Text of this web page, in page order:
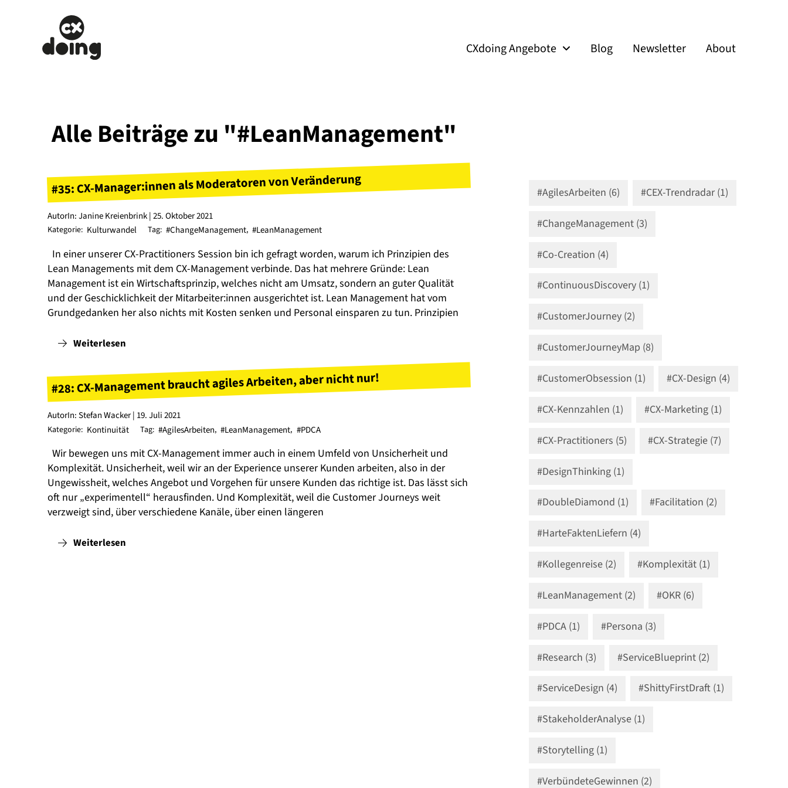
CXdoing Angebote Blog Newsletter About
Alle Beiträge zu "#LeanManagement"
#35: CX-Manager:innen als Moderatoren von Veränderung
AutorIn: Janine Kreienbrink | 25. Oktober 2021
Kategorie: Kulturwandel Tag: #ChangeManagement, #LeanManagement
In einer unserer CX-Practitioners Session bin ich gefragt worden, warum ich Prinzipien des
Lean Managements mit dem CX-Management verbinde. Das hat mehrere Gründe: Lean
Management ist ein Wirtschaftsprinzip, welches nicht am Umsatz, sondern an guter Qualität
und der Geschicklichkeit der Mitarbeiter:innen ausgerichtet ist. Lean Management hat vom
Grundgedanken her also nichts mit Kosten senken und Personal einsparen zu tun. Prinzipien
Weiterlesen
#28: CX-Management braucht agiles Arbeiten, aber nicht nur!
AutorIn: Stefan Wacker | 19. Juli 2021
Kategorie: Kontinuität Tag: #AgilesArbeiten, #LeanManagement, #PDCA
Wir bewegen uns mit CX-Management immer auch in einem Umfeld von Unsicherheit und
Komplexität. Unsicherheit, weil wir an der Experience unserer Kunden arbeiten, also in der
Ungewissheit, welches Angebot und Vorgehen für unsere Kunden das richtige ist. Das lässt sich
oft nur „experimentell“ herausfinden. Und Komplexität, weil die Customer Journeys weit
verzweigt sind, über verschiedene Kanäle, über einen längeren
Weiterlesen
#AgilesArbeiten (6) #CEX-Trendradar (1)
#ChangeManagement (3)
#Co-Creation (4)
#ContinuousDiscovery (1)
#CustomerJourney (2)
#CustomerJourneyMap (8)
#CustomerObsession (1) #CX-Design (4)
#CX-Kennzahlen (1) #CX-Marketing (1)
#CX-Practitioners (5) #CX-Strategie (7)
#DesignThinking (1)
#DoubleDiamond (1) #Facilitation (2)
#HarteFaktenLiefern (4)
#Kollegenreise (2) #Komplexität (1)
#LeanManagement (2) #OKR (6)
#PDCA (1) #Persona (3)
#Research (3) #ServiceBlueprint (2)
#ServiceDesign (4) #ShittyFirstDraft (1)
#StakeholderAnalyse (1)
#Storytelling (1)
#VerbündeteGewinnen (2)